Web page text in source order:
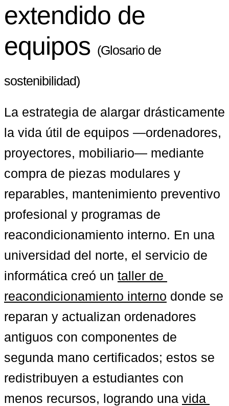
extendido de
equipos (Glosario de
sostenibilidad)
La estrategia de alargar drásticamente
la vida útil de equipos —ordenadores,
proyectores, mobiliario— mediante
compra de piezas modulares y
reparables, mantenimiento preventivo
profesional y programas de
reacondicionamiento interno. En una
universidad del norte, el servicio de
informática creó un taller de
reacondicionamiento interno donde se
reparan y actualizan ordenadores
antiguos con componentes de
segunda mano certificados; estos se
redistribuyen a estudiantes con
menos recursos, logrando una vida